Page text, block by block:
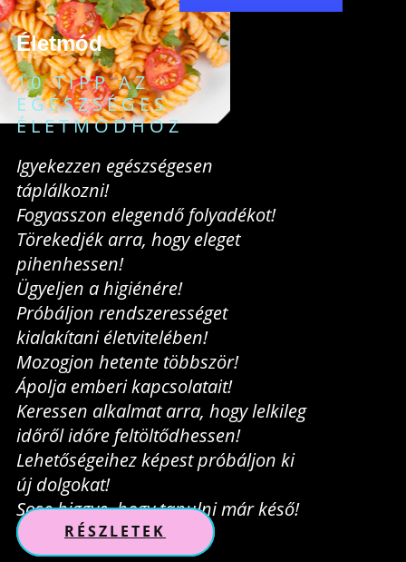
Életmód
10 TIPP AZ
EGÉSZSÉGES
ÉLETMÓDHOZ
Igyekezzen egészségesen
táplálkozni!
Fogyasszon elegendő folyadékot!
Törekedjék arra, hogy eleget
pihenhessen!
Ügyeljen a higiénére!
Próbáljon rendszerességet
kialakítani életvitelében!
Mozogjon hetente többször!
Ápolja emberi kapcsolatait!
Keressen alkalmat arra, hogy lelkileg
időről időre feltöltődhessen!
Lehetőségeihez képest próbáljon ki
új dolgokat!
Sose higgye, hogy tanulni már késő!
RÉSZLETEK